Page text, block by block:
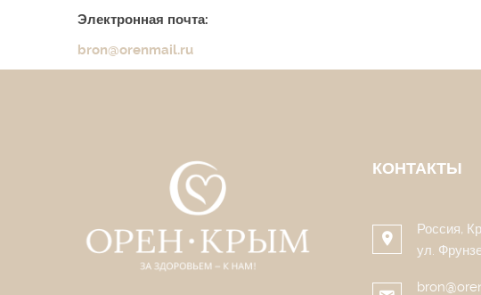
Электронная почта:
bron@orenmail.ru
КОНТАКТЫ
Россия,
ул.